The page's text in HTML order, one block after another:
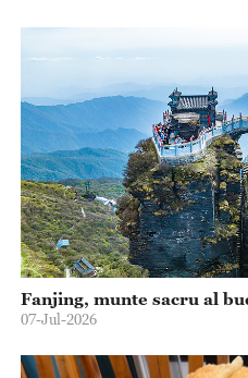
Fanjing, munte sacru al
07-Jul-2026